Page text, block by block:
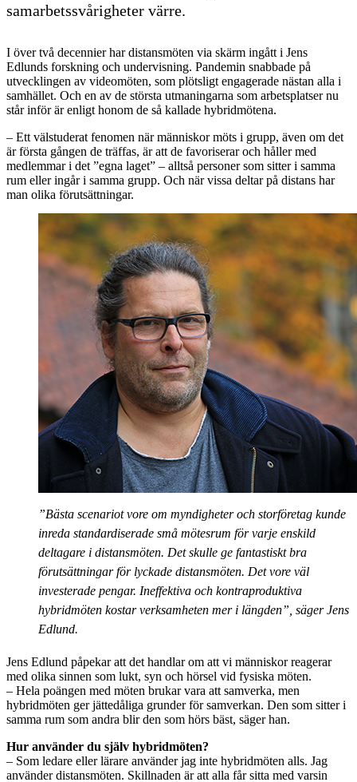
samarbetssvårigheter värre.
I över två decennier har distansmöten via skärm ingått i Jens
Edlunds forskning och undervisning. Pandemin snabbade på
utvecklingen av videomöten, som plötsligt engagerade nästan alla i
samhället. Och en av de största utmaningarna som arbetsplatser nu
står inför är enligt honom de så kallade hybridmötena.
– Ett välstuderat fenomen när människor möts i grupp, även om det
är första gången de träffas, är att de favoriserar och håller med
medlemmar i det ”egna laget” – alltså personer som sitter i samma
rum eller ingår i samma grupp. Och när vissa deltar på distans har
man olika förutsättningar.
”Bästa scenariot vore om myndigheter och storföretag kunde
inreda standardiserade små mötesrum för varje enskild
deltagare i distansmöten. Det skulle ge fantastiskt bra
förutsättningar för lyckade distansmöten. Det vore väl
investerade pengar. Ineffektiva och kontraproduktiva
hybridmöten kostar verksamheten mer i längden”, säger Jens
Edlund.
Jens Edlund påpekar att det handlar om att vi människor reagerar
med olika sinnen som lukt, syn och hörsel vid fysiska möten.
– Hela poängen med möten brukar vara att samverka, men
hybridmöten ger jättedåliga grunder för samverkan. Den som sitter i
samma rum som andra blir den som hörs bäst, säger han.
Hur använder du själv hybridmöten?
– Som ledare eller lärare använder jag inte hybridmöten alls. Jag
använder distansmöten. Skillnaden är att alla får sitta med varsin